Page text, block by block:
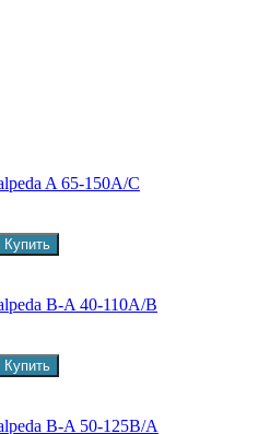
A 65-150A/C
B-A 40-110A/B
B-A 50-125B/A